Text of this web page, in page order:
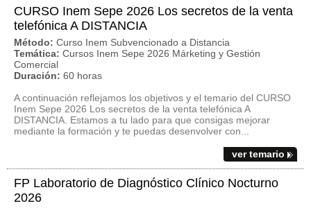
CURSO Inem Sepe 2026 Los secretos de la venta
telefónica A DISTANCIA
Método: Curso Inem Subvencionado a Distancia
Temática: Cursos Inem Sepe 2026 Márketing y Gestión
Comercial
Duración: 60 horas
A continuación reflejamos los objetivos y el temario del CURSO
Inem Sepe 2026 Los secretos de la venta telefónica A
DISTANCIA. Estamos a tu lado para que consigas mejorar
mediante la formación y te puedas desenvolver con...
ver temario
FP Laboratorio de Diagnóstico Clínico Nocturno
2026